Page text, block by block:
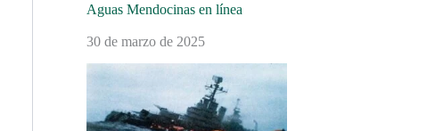
Aguas Mendocinas en línea
30 de marzo de 2025